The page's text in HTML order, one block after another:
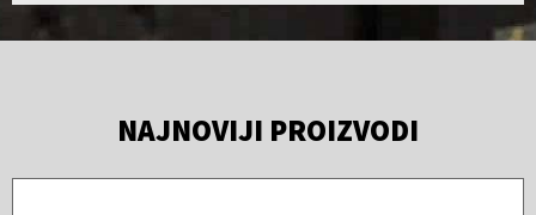
NAJNOVIJI PROIZVODI